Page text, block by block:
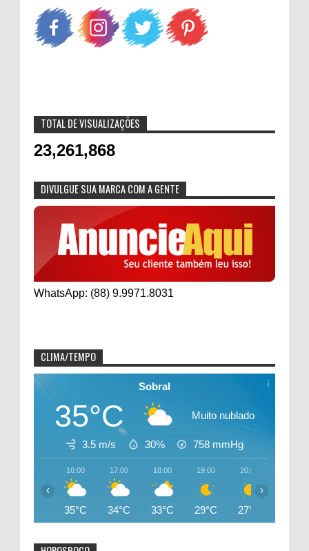
TOTAL DE VISUALIZAÇÕES
23,261,868
DIVULGUE SUA MARCA COM A GENTE
WhatsApp: (88) 9.9971.8031
CLIMA/TEMPO
Sobral
35°C Muito nublado
3.5 m/s 30% 758 mmHg
16:00
35°C
17:00
34°C
18:00
33°C
19:00
29°C
20:00
27°C
‹ ›